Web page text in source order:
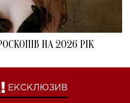
НА 2026 РІК
ЕКСКЛЮЗИВ